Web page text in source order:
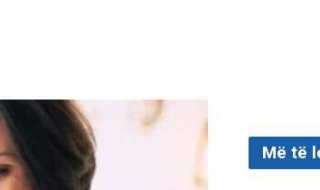
Më të